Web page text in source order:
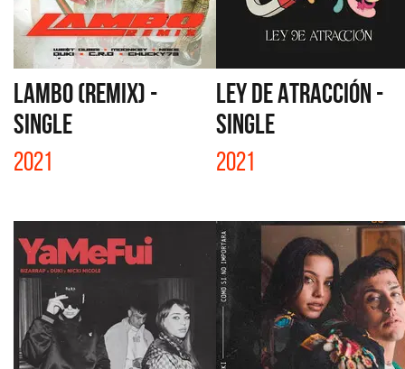
LAMBO (REMIX) -
SINGLE
2021
LEY DE ATRACCIÓN -
SINGLE
2021